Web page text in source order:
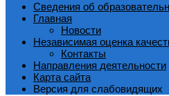
Сведения об
Главная
Новости
Независимая оценка
Контакты
Направления деятельности
Карта сайта
Версия для слабовидящих